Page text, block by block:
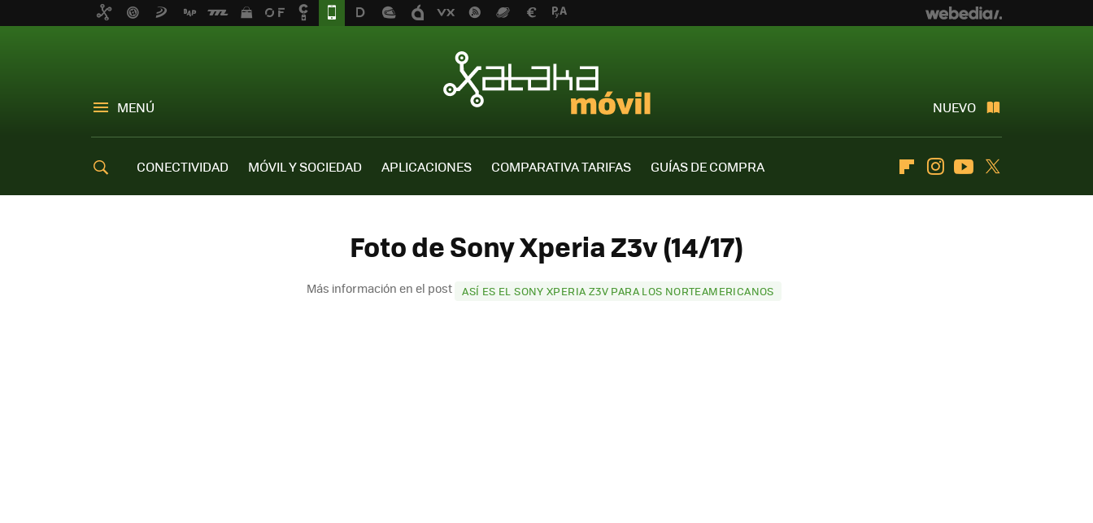
MENÚ NUEVO
CONECTIVIDAD MÓVIL Y SOCIEDAD APLICACIONES COMPARATIVA TARIFAS
GUÍAS DE COMPRA
FlipboardInstagramYoutube
Foto de Sony Xperia Z3v (14/17)
Más información en el post ASÍ ES EL SONY XPERIA Z3V PARA LOS NORTEAMERICANOS